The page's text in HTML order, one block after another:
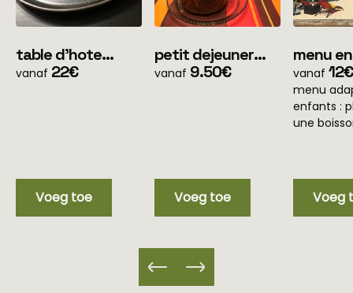
table d'hote
menu simple
vanaf 22€
Voeg toe
petit dejeuner
(pour les clients
vanaf 9.50€
Voeg toe
menu
ans
vanaf 12€
menu
enfants :
une
Voeg